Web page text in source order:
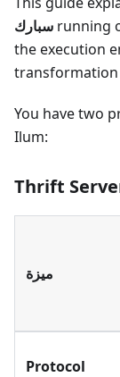
سبارك running
the execution
transformation
You have two
Ilum:
Thrift
ميزة
Protocol